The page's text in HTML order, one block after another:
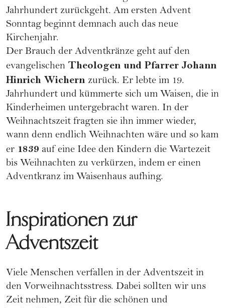
Jahrhundert zurückgeht. Am ersten Advent
Sonntag beginnt demnach auch das neue
Kirchenjahr.
Der Brauch der Adventkränze geht auf den
evangelischen Theologen und Pfarrer Johann
Hinrich Wichern zurück. Er lebte im 19.
Jahrhundert und kümmerte sich um Waisen, die in
Kinderheimen untergebracht waren. In der
Weihnachtszeit fragten sie ihn immer wieder,
wann denn endlich Weihnachten wäre und so kam
er 1839 auf eine Idee den Kindern die Wartezeit
bis Weihnachten zu verkürzen, indem er einen
Adventkranz im Waisenhaus aufhing.
Inspirationen zur
Adventszeit
Viele Menschen verfallen in der Adventszeit in
den Vorweihnachtsstress. Dabei sollten wir uns
Zeit nehmen, Zeit für die schönen und